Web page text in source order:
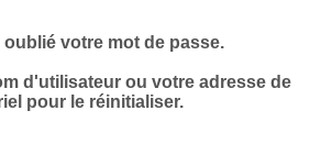
oublié votre mot de passe.
d'utilisateur ou votre adresse de
pour le réinitialiser.